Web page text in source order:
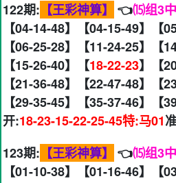
122期: 【王彩神算】 👈⒂组3
【04-14-48】【04-15-49】【
【06-25-28】【11-24-25】【
【15-26-40】【18-22-23】【
【21-36-48】【22-47-48】【
【29-35-45】【35-37-46】【
开:18-23-15-22-25-45特:马01
123期: 【王彩神算】 👈⒂组3
【01-10-38】【01-16-46】【